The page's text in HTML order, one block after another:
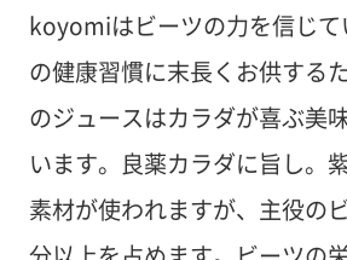
koyomiはビーツの力を信じ
の健康習慣に末長くお供する
のジュースはカラダが喜ぶ美
います。良薬カラダに旨し。
素材が使われますが、主役の